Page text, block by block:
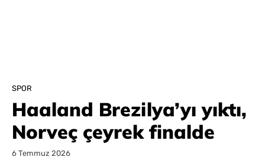
SPOR
Haaland Brezilya’yı yıktı,
Norveç çeyrek finalde
6 Temmuz 2026